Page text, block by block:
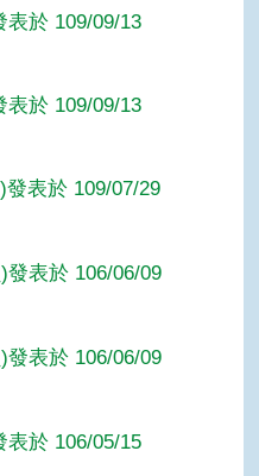
於 109/09/13
表於 109/09/13
發表於 109/07/29
發表於 106/06/09
發表於 106/06/09
於 106/05/15